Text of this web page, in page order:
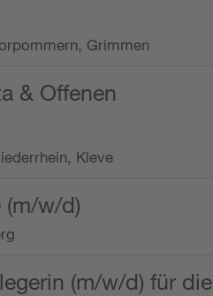
Grimmen
& Offenen
Kleve
(m/w/d)
(m/w/d) für die